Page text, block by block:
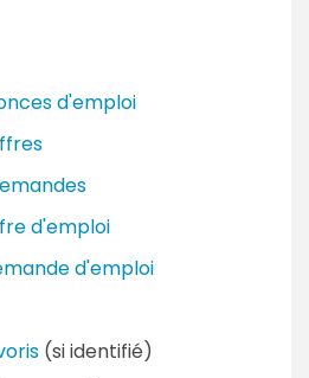
d'emploi
d'emploi
d'emploi
(si identifié)